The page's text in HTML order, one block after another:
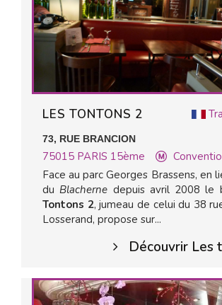
LES TONTONS 2
73, RUE BRANCION
75015 PARIS 15ème
Face au parc Georges Brassens, en
du Blacherne depuis avril 2008 le
Tontons 2, jumeau de celui du 38
Losserand, propose sur...
Découvrir Les